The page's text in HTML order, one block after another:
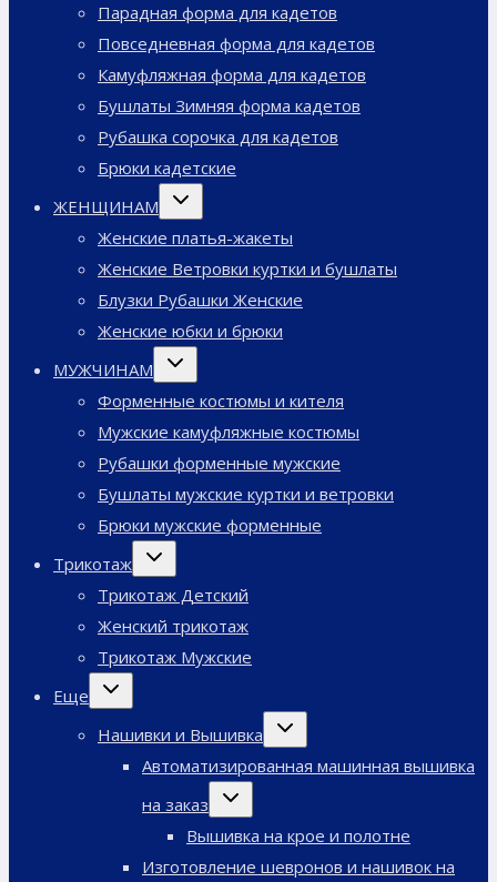
Парадная форма для кадетов
Повседневная форма для кадетов
Камуфляжная форма для кадетов
Бушлаты Зимняя форма кадетов
Рубашка сорочка для кадетов
Брюки кадетские
ЖЕНЩИНАМ
Переключить
Женские платья-жакеты
Женские Ветровки куртки и бушлаты
Блузки Рубашки Женские
Женские юбки и брюки
МУЖЧИНАМ
Переключить
Форменные костюмы и кителя
Мужские камуфляжные костюмы
Рубашки форменные мужские
Бушлаты мужские куртки и ветровки
Брюки мужские форменные
Трикотаж
Переключить
Трикотаж Детский
Женский трикотаж
Трикотаж Мужские
Еще
Переключить
Нашивки и Вышивка
Переключить
Автоматизированная машинная вышивка
на заказ
Переключить
Вышивка на крое и полотне
Изготовление шевронов и нашивок на